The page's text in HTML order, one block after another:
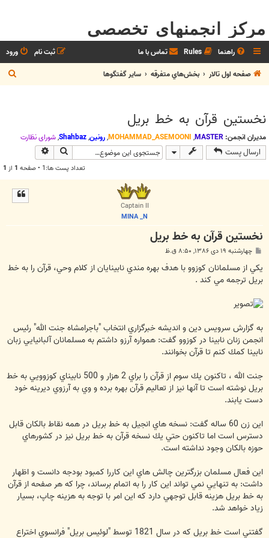
مرکز انجمنهای تخصصی
راهنما Rules تماس با ما ورود
ثبت نام
صفحه اول تالار
بخش‌‌هاي متفرقه ساير گفتگوها
س
نخستين قرآن به خط بريل
مدیران انجمن: MASTER
,
MOHAMMAD_ASEMOONI
,رونین,
Shahbaz
,شوراي نظارت
ارسال پست جستجو
تعداد پست ها:1 • صفحه 1 از 1
Captain II
MINA _N
نخستين قرآن به خط بريل
س
ت
چهارشنبه ۱۹ دی ۱۳۸۶, ۸:۵۰ ق.ظ
یکي از مسلمانان كوزوو با هدف بهره مندي نابينايان از كلام وحي، قرآن را به خط
بريل ترجمه مي كند .
به گزارش سرويس دين و انديشه خبرگزاري انتخاب "باجرامشاه جنت الله" رئيس
انجمن زنان نابينا در كوزوو گفت: همواره آرزو داشتم به مسلمانان آلبانيايي زبان
نابينا كمك كنم تا قرآن بخوانند.
جنت الله ، تاكنون يك سوم از قرآن را براي 2 هزار و 500 نابيناي كوزوويي به خط
بريل نوشته است تا آنها نيز از تعاليم قرآن بهره برده و وي به آرزوي ديرينه خود
دست يابند.
اين زن 60 ساله گفت: نسخه هاي انجيل به خط بريل در همه نقاط بالكان قابل
دسترس است اما تاكنون حتي يك نسخه قرآن به خط بريل نيز در كشورهاي
حوزه بالكان وجود نداشته ‌است.
اين فعال مسلمان بزرگترين چالش هاي اين كاررا كمبود بودجه دانست و اظهار
داشت: به تنهايي نمي تواند اين كار را به اتمام برساند، چرا كه هر صفحه از قرآن
به خط بريل هزينه قابل توجهي دارد كه اين امر با توجه به هزينه چاپ، بسيار
زياد خواهد شد.
گفتني است خط بريل كه در سال 1821 توسط "لوئيس بريل" فرانسوي اختراع